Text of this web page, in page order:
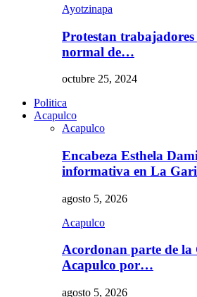
Ayotzinapa
Protestan trabajadores
normal de…
octubre 25, 2024
Politica
Acapulco
Acapulco
Encabeza Esthela
informativa en La
agosto 5, 2026
Acapulco
Acordonan parte de la
Acapulco por…
agosto 5, 2026